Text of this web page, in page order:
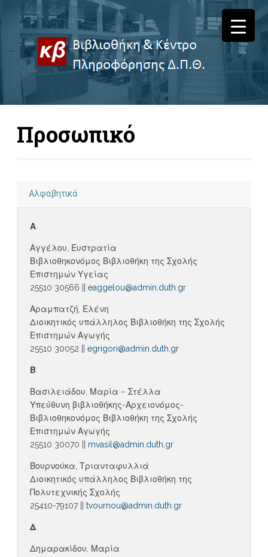
Προσωπικό
Αλφαβητικά
Α
Αγγέλου, Ευστρατία
Βιβλιοθηκονόμος Βιβλιοθήκη της Σχολής
Επιστημών Υγείας
25510 30566 || eaggelou@admin.duth.gr
Αραμπατζή, Ελένη
Διοικητικός υπάλληλος Βιβλιοθήκη της Σχολής
Επιστημών Αγωγής
25510 30052 || egrigori@admin.duth.gr
Β
Βασιλειάδου, Μαρία – Στέλλα
Υπεύθυνη βιβλιοθήκης-Αρχειονόμος-
Βιβλιοθηκονόμος Βιβλιοθήκη της Σχολής
Επιστημών Αγωγής
25510 30070 || mvasil@admin.duth.gr
Βουρνούκα, Τριανταφυλλιά
Διοικητικός υπάλληλος Βιβλιοθήκη της
Πολυτεχνικής Σχολής
25410-79107 || tvournou@admin.duth.gr
Δ
Δημαρακίδου, Μαρία